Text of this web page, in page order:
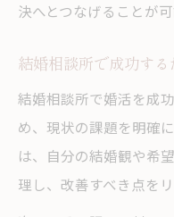
結婚相談所で
結婚相談所
決へとつなげることが可
結婚相談所で成功す
結婚相談所で婚活を成
め、現状の課題を明確
は、自分の結婚観や希
理し、改善すべき点を